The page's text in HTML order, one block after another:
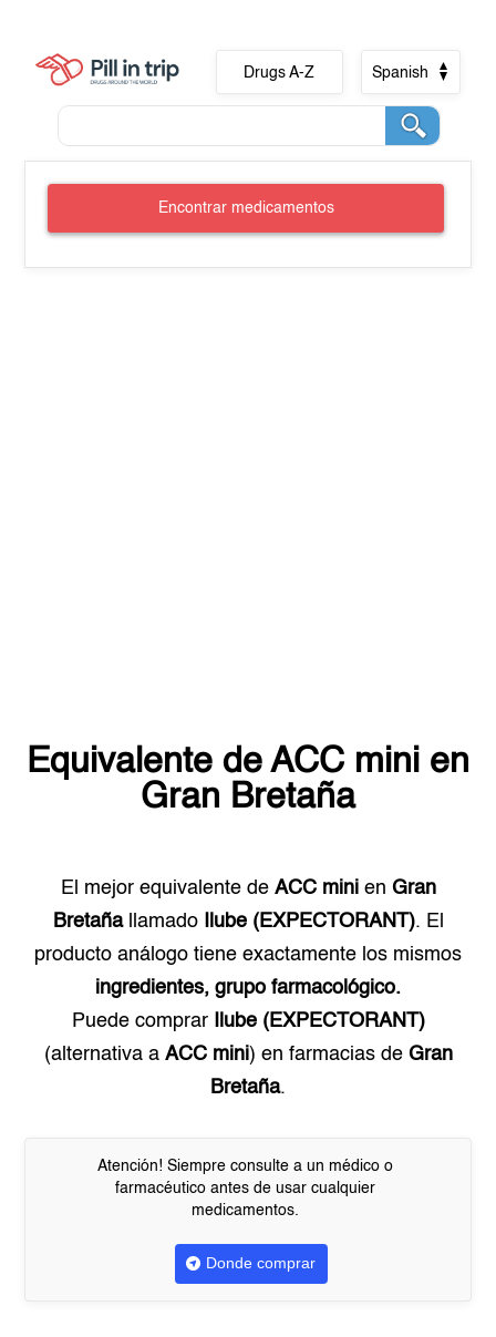
Drugs A-Z Spanish
Encontrar medicamentos
Equivalente de ACC mini en
Gran Bretaña
El mejor equivalente de ACC minien Gran
Bretañallamado Ilube (EXPECTORANT). El
producto análogo tiene exactamente los mismos
ingredientes, grupo farmacológico.
Puede comprar
Ilube (EXPECTORANT)
(alternativa a ACC mini) en farmacias de Gran
Bretaña.
Atención! Siempre consulte a un médico o
farmacéutico antes de usar cualquier
medicamentos.
Donde comprar